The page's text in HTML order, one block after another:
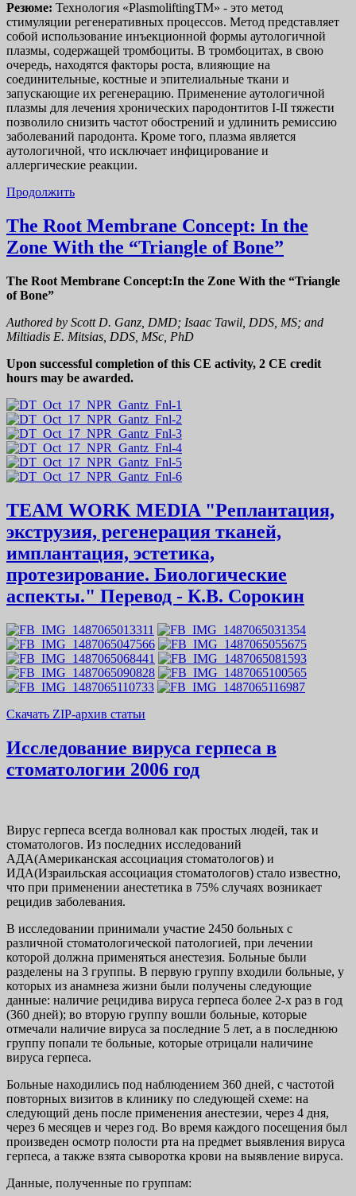
Резюме: Технология «PlasmoliftingТМ» - это метод
стимуляции регенеративных процессов. Метод представляет
собой использование инъекционной формы аутологичной
плазмы, содержащей тромбоциты. В тромбоцитах, в свою
очередь, находятся факторы роста, влияющие на
соединительные, костные и эпителиальные ткани и
запускающие их регенерацию. Применение аутологичной
плазмы для лечения хронических пародонтитов I-II тяжести
позволило снизить частот обострений и удлинить ремиссию
заболеваний пародонта. Кроме того, плазма является
аутологичной, что исключает инфицирование и
аллергические реакции.
Продолжить
The Root Membrane Concept: In the
Zone With the “Triangle of Bone”
The Root Membrane Concept:In the Zone With the “Triangle
of Bone”
Authored by Scott D. Ganz, DMD; Isaac Tawil, DDS, MS; and
Miltiadis E. Mitsias, DDS, MSc, PhD
Upon successful completion of this CE activity, 2 CE credit
hours may be awarded.
TEAM WORK MEDIA "Реплантация,
экструзия, регенерация тканей,
имплантация, эстетика,
протезирование. Биологические
аспекты." Перевод - К.В. Сорокин
Скачать ZIP-архив статьи
Исследование вируса герпеса в
стоматологии 2006 год
Вирус герпеса всегда волновал как простых людей, так и
стоматологов. Из последних исследований
АДА(Американская ассоциация стоматологов) и
ИДА(Израильская ассоциация стоматологов) стало известно,
что при применении анестетика в 75% случаях возникает
рецидив заболевания.
В исследовании принимали участие 2450 больных с
различной стоматологической патологией, при лечении
которой должна применяться анестезия. Больные были
разделены на 3 группы. В первую группу входили больные, у
которых из анамнеза жизни были получены следующие
данные: наличие рецидива вируса герпеса более 2-х раз в год
(360 дней); во вторую группу вошли больные, которые
отмечали наличие вируса за последние 5 лет, а в последнюю
группу попали те больные, которые отрицали наличине
вируса герпеса.
Больные находились под наблюдением 360 дней, с частотой
повторных визитов в клинику по следующей схеме: на
следующий день после применения анестезии, через 4 дня,
через 6 месяцев и через год. Во время каждого посещения был
произведен осмотр полости рта на предмет выявления вируса
герпеса, а также взята сыворотка крови на выявление вируса.
Данные, полученные по группам: